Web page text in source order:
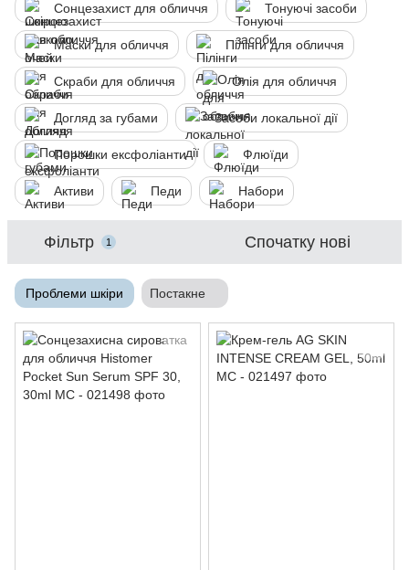
Сонцезахист для обличчя Тонуючі засоби
Маски для обличчя Пілінги для обличчя
Скраби для обличчя Олія для обличчя
Догляд за губами Засоби локальної дії
Порошки ексфоліанти Флюїди
Активи Педи Набори
Фільтр 1 Спочатку нові
Проблеми шкіри Постакне